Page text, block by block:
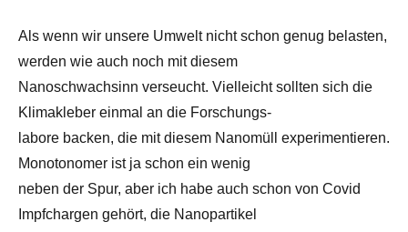
Als wenn wir unsere Umwelt nicht schon genug belasten,
werden wie auch noch mit diesem
Nanoschwachsinn verseucht. Vielleicht sollten sich die
Klimakleber einmal an die Forschungs-
labore backen, die mit diesem Nanomüll experimentieren.
Monotonomer ist ja schon ein wenig
neben der Spur, aber ich habe auch schon von Covid
Impfchargen gehört, die Nanopartikel